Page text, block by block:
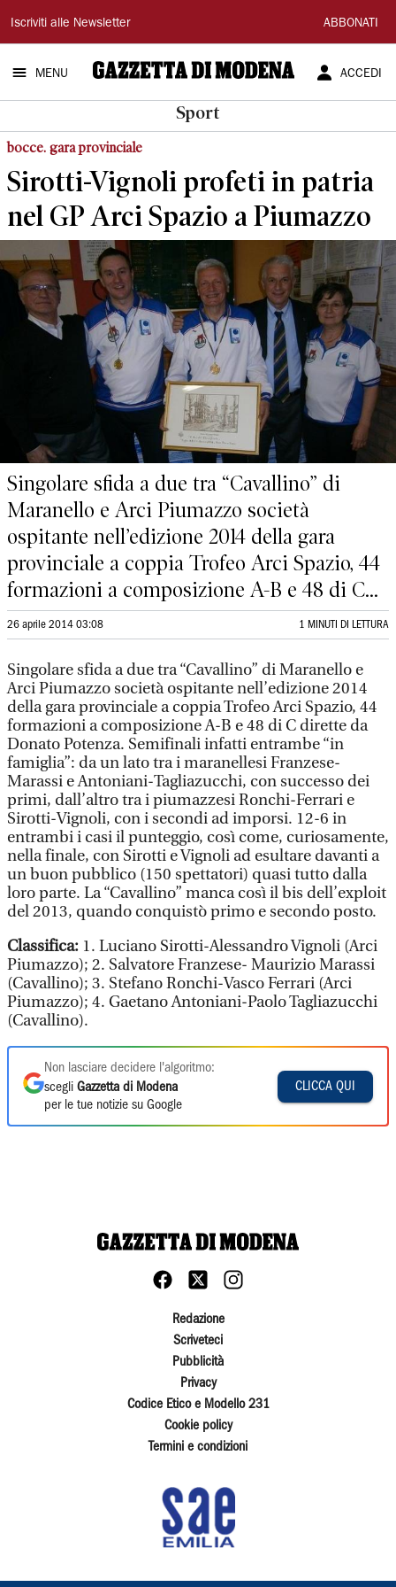
Gazzetta
di
Modena
Iscriviti alle Newsletter ABBONATI
MENU ACCEDI
Sport
bocce. gara provinciale
Sirotti-Vignoli profeti in patria
nel GP Arci Spazio a Piumazzo
Singolare sfida a due tra “Cavallino” di
Maranello e Arci Piumazzo società
ospitante nell’edizione 2014 della gara
provinciale a coppia Trofeo Arci Spazio, 44
formazioni a composizione A-B e 48 di C...
26 aprile 2014 03:08 1 MINUTI DI LETTURA
Singolare sfida a due tra “Cavallino” di Maranello e
Arci Piumazzo società ospitante nell’edizione 2014
della gara provinciale a coppia Trofeo Arci Spazio, 44
formazioni a composizione A-B e 48 di C dirette da
Donato Potenza. Semifinali infatti entrambe “in
famiglia”: da un lato tra i maranellesi Franzese-
Marassi e Antoniani-Tagliazucchi, con successo dei
primi, dall’altro tra i piumazzesi Ronchi-Ferrari e
Sirotti-Vignoli, con i secondi ad imporsi. 12-6 in
entrambi i casi il punteggio, così come, curiosamente,
nella finale, con Sirotti e Vignoli ad esultare davanti a
un buon pubblico (150 spettatori) quasi tutto dalla
loro parte. La “Cavallino” manca così il bis dell’exploit
del 2013, quando conquistò primo e secondo posto.
Classifica: 1. Luciano Sirotti-Alessandro Vignoli (Arci
Piumazzo); 2. Salvatore Franzese- Maurizio Marassi
(Cavallino); 3. Stefano Ronchi-Vasco Ferrari (Arci
Piumazzo); 4. Gaetano Antoniani-Paolo Tagliazucchi
(Cavallino).
Non lasciare decidere l'algoritmo:
scegli Gazzetta di Modena
per le tue notizie su Google
CLICCA QUI
Redazione
Scriveteci
Pubblicità
Privacy
Codice Etico e Modello 231
Cookie policy
Termini e condizioni